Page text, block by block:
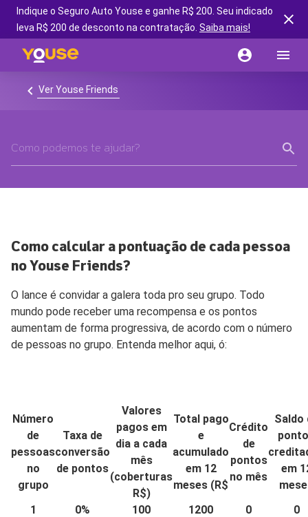
Indique o Seguro Auto Youse e ganhe R$ 200. Seu indicado
leva R$ 200 de desconto na contratação. Saiba mais!
Ver Youse Friends
Como calcular a pontuação de cada pessoa
no Youse Friends?
O lance é convidar a galera toda pro seu grupo. Todo
mundo pode receber uma recompensa e os pontos
aumentam de forma progressiva, de acordo com o número
de pessoas no grupo. Entenda melhor aqui, ó:
Número
de
pessoas
no
grupo
Taxa de
conversão
de pontos
Valores
pagos em
dia a cada
mês
(coberturas
R$)
Total pago
e
acumulado
em 12
meses (R$
Crédito
de
pontos
no mês
Saldo
em
1
0% 100 1200 0
0